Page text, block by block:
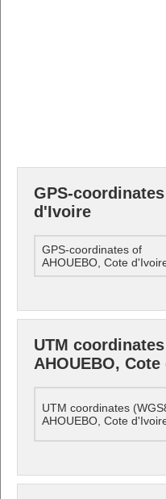
GPS-
d'Ivoire
GPS-coordinates of
AHOUEBO, Cote
UTM
AHOUEBO,
UTM coordinates
AHOUEBO, Cote